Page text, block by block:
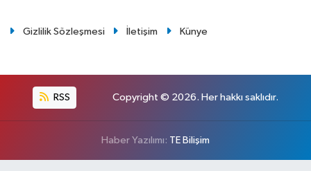
Gizlilik Sözleşmesi İletişim Künye
RSS Copyright © 2026. Her hakkı saklıdır.
Haber Yazılımı: TE Bilişim